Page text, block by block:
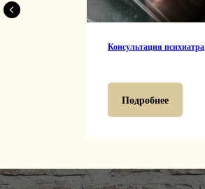
Консультация психиатра
Подробнее